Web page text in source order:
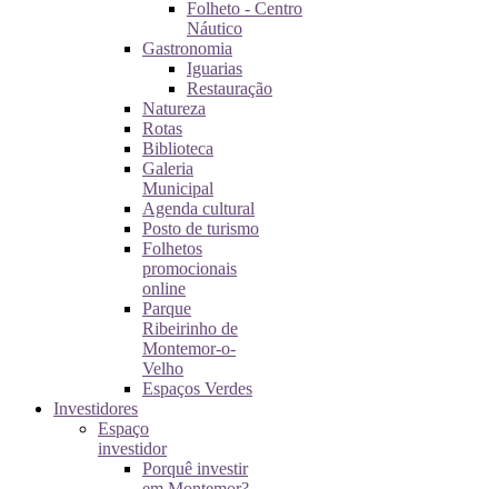
Folheto - Centro
Náutico
Gastronomia
Iguarias
Restauração
Natureza
Rotas
Biblioteca
Galeria
Municipal
Agenda cultural
Posto de turismo
Folhetos
promocionais
online
Parque
Ribeirinho de
Montemor-o-
Velho
Espaços Verdes
Investidores
Espaço
investidor
Porquê investir